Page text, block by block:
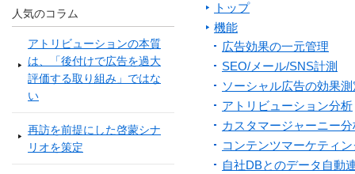
人気のコラム
アトリビューションの本質
は、「後付けで広告を過大
評価する取り組み」ではな
い
再訪を前提にした啓蒙シナ
リオを策定
トップ
機能
広告効果の一元管理
SEO/メール/SNS計測
ソーシャル広告の効果測
アトリビューション分析
カスタマージャーニー分
コンテンツマーケティ
自社DBとのデータ自動